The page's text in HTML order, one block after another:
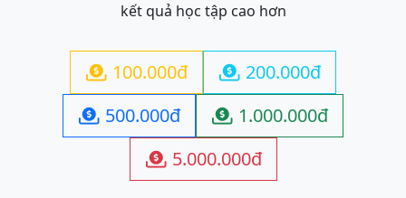
kết quả học tập cao hơn
 100.000đ  200.000đ
 500.000đ  1.000.000đ
 5.000.000đ